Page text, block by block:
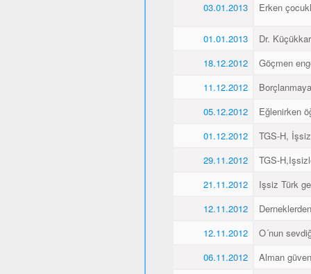
03.01.2013 Erken
01.01.2013
Dr.
18.12.2012
Göçmen
11.12.2012
05.12.2012
Eğlenirken
01.12.2012
TGS-H,
29.11.2012
TGS-
21.11.2012
Işsiz Türk
12.11.2012
12.11.2012
O´nun
06.11.2012
Alman